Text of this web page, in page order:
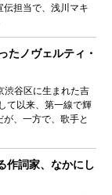
伝担当で、浅川マキ
たノヴェルティ・
渋谷区に生まれた吉
て以来、第一線で輝
が、一方で、歌手と
作詞家、なかにし